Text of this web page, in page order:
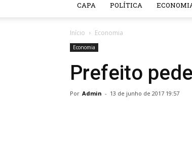
CAPA POLÍTICA
Início Economia
Economia
Prefeito
Por Admin - 13 de junho de 2017 19:57